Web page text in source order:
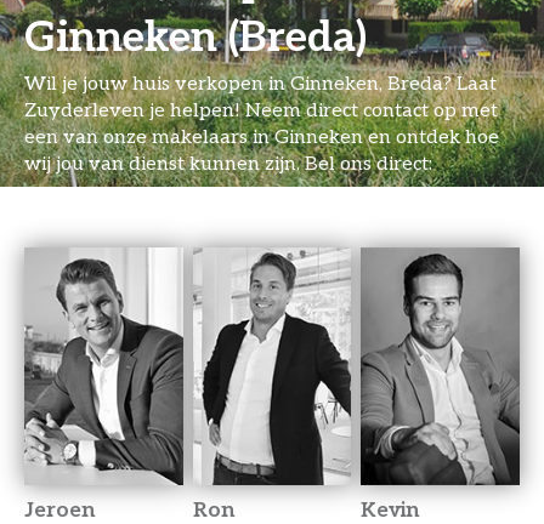
Ginneken (Breda)
Wil je jouw huis verkopen in Ginneken, Breda? Laat
Zuyderleven je helpen! Neem direct contact op met
een van onzemakelaars in Ginnekenen ontdek hoe
wij jou van dienst kunnen zijn. Bel ons direct:
Jeroen
Ron
Kevin